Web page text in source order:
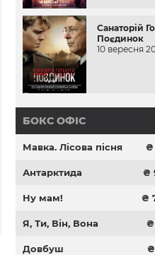
Санаторій
Поєдинок
10 вересня
БОКС ОФІС
Мавка. Лісова пісня ₴
Антарктида ₴
Ну мам! ₴
Я, Ти, Він, Вона ₴
Довбуш